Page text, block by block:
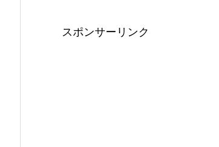
スポンサーリンク